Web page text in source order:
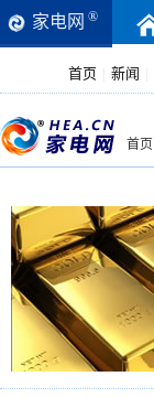
家电网 ®
首页 新闻
首页